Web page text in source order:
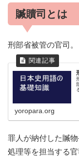
贓贖司とは
刑部省被管の官司。
yoropara.org
罪人が納付した贓
処理等を担当する官